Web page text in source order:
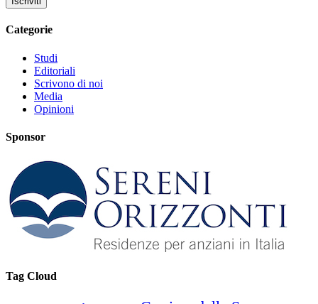
Categorie
Studi
Editoriali
Scrivono di noi
Media
Opinioni
Sponsor
Tag Cloud